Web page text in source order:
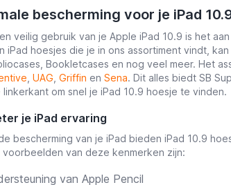
bescherming voor je iPad
veilig gebruik van je Apple iPad 10.9 is het
iPad hoesjes die je in ons assortiment vindt,
Bookletcases en nog veel meer. Het
, UAG, Griffin en Sena. Dit alles biedt SB
linkerkant om snel je iPad 10.9 hoesje te vinden.
je iPad ervaring
bescherming van je iPad bieden iPad 10.9
voorbeelden van deze kenmerken zijn:
van Apple Pencil